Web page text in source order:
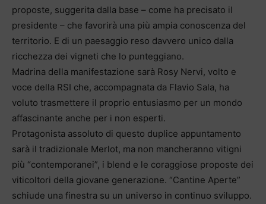
proposte, suggerita dalla base – come ha precisato il
presidente – che favorirà una più ampia conoscenza del
territorio. E di un paesaggio reso davvero unico dalla
ricchezza dei vigneti che lo punteggiano.
Madrina della manifestazione sarà Rosy Nervi, volto e
voce della RSI che, accompagnata da Flavio Sala, ha
voluto trasmettere il proprio entusiasmo per un mondo
affascinante anche per i non esperti.
Protagonista assoluto di questo duplice appuntamento
sarà il tradizionale Merlot, ma non mancheranno vitigni
più “contemporanei”, i blend e le coraggiose proposte dei
viticoltori della giovane generazione. “Cantine Aperte”
schiude una finestra su un universo in continuo sviluppo.